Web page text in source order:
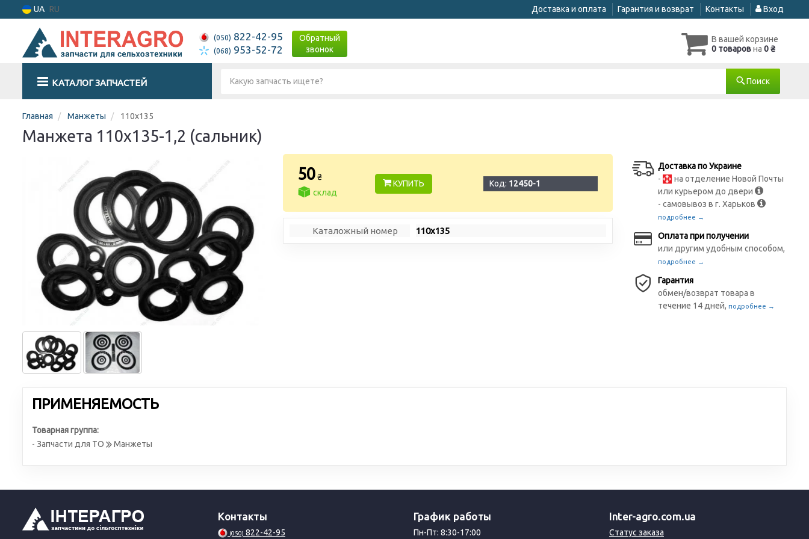
UA RU Доставка и оплата Гарантия и возврат Контакты Вход
(050) 822-42-95
(068) 953-52-72
Обратный
звонок
В вашей корзине
0 товаровна 0 ₴
КАТАЛОГ ЗАПЧАСТЕЙ Поиск
Главная Манжеты 110х135
Манжета 110х135-1,2 (сальник)
50 ₴
склад
КУПИТЬ Код: 12450-1
Каталожный номер 110х135
Доставка по Украине
-
на отделение Новой Почты
или курьером до двери
- самовывоз в г. Харьков
подробнее →
Оплата при получении
или другим удобным способом,
подробнее →
Гарантия
обмен/возврат товара в
течение 14 дней,подробнее →
ПРИМЕНЯЕМОСТЬ
Товарная группа:
- Запчасти для ТО
Манжеты
Контакты
(050) 822-42-95
График работы
Пн-Пт: 8:30-17:00
Inter-agro.com.ua
Статус заказа